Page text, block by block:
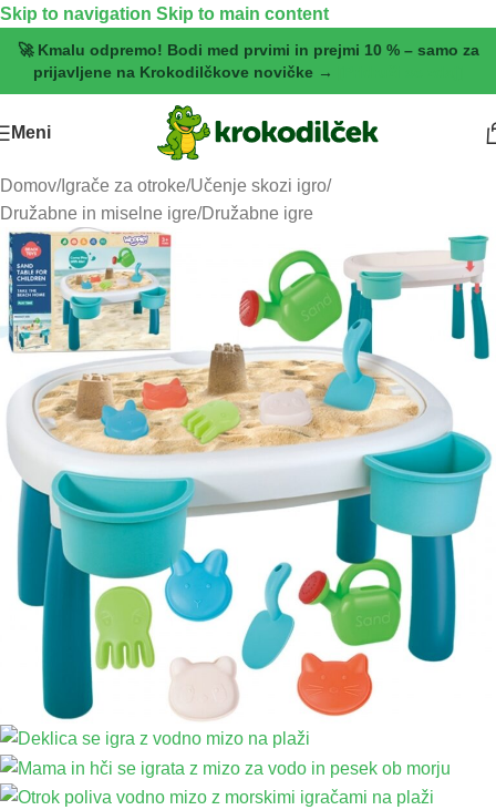
Skip to navigation Skip to main content
🚀 Kmalu odpremo! Bodi med prvimi in prejmi 10 % – samo za
prijavljene na Krokodilčkove novičke →
Meni
Domov/Igrače za otroke/Učenje skozi igro/
Družabne in miselne igre/Družabne igre